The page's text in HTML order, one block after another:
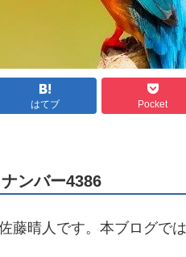
はてブ Pocket
ンバー4386
藤晴人です。本ブログで